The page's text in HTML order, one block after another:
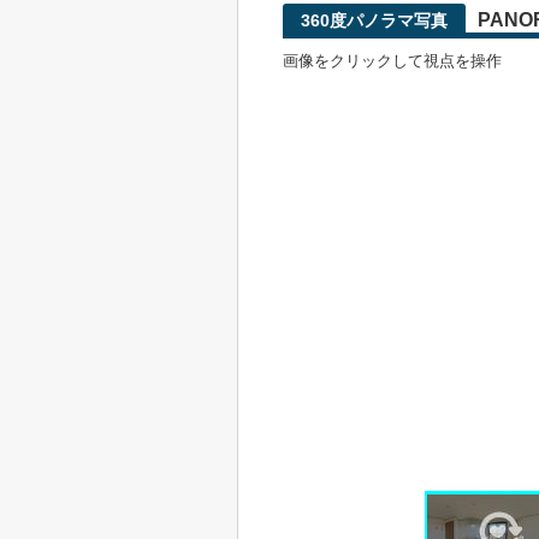
360度パノラマ写真
画像をクリックして視点を操作